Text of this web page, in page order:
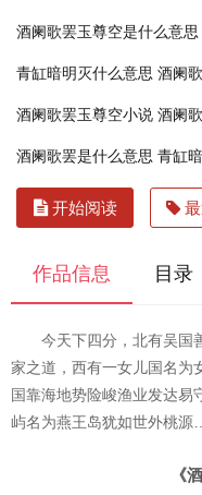
酒阑歌罢玉尊空是什么意思
青缸暗明灭什么意思 酒阑
酒阑歌罢玉尊空小说 酒阑
酒阑歌罢是什么意思 青缸
开始阅读 最
作品信息 目录
今天下四分，北有吴国
家之道，西有一女儿国名为
国靠海地势险峻渔业发达易
屿名为燕王岛犹如世外桃源
《